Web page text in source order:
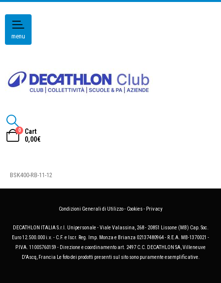
menu
0
Cart
0,00€
BSK400-RB-11-12
Condizioni Generali di Utilizzo- Cookies- Privacy
DECATHLON ITALIA S.r.l. Unipersonale - Viale Valassina, 268 - 20851 Lissone (MB) Cap. Soc.
Euro 12.500.000 i.v. - C.F. e Iscr. Reg. Imp. Monza e Brianza 02137480964 - R.E.A. MB-1370021 -
P.IVA. 11005760159 - Direzione e coordinamento art. 2497 C.C. DECATHLON SA, Villeneuve
D'Ascq, Francia Le foto dei prodotti presenti sul sito sono puramente esemplificative.